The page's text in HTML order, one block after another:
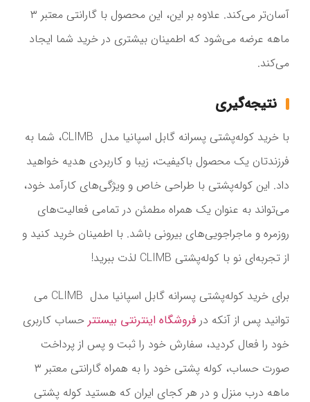
آسان‌تر می‌کند. علاوه بر این، این محصول با گارانتی معتبر ۳
ماهه عرضه می‌شود که اطمینان بیشتری در خرید شما ایجاد
می‌کند.
نتیجه‌گیری
با خرید کوله‌پشتی پسرانه گابل اسپانیا مدل CLIMB، شما به
فرزندتان یک محصول باکیفیت، زیبا و کاربردی هدیه خواهید
داد. این کوله‌پشتی با طراحی خاص و ویژگی‌های کارآمد خود،
می‌تواند به عنوان یک همراه مطمئن در تمامی فعالیت‌های
روزمره و ماجراجویی‌های بیرونی باشد. با اطمینان خرید کنید و
از تجربه‌ای نو با کوله‌پشتی CLIMB لذت ببرید!
برای خرید کوله‌پشتی پسرانه گابل اسپانیا مدل CLIMB می
توانید پس از آنکه در فروشگاه اینترنتی بیستتر حساب کاربری
خود را فعال کردید، سفارش خود را ثبت و پس از پرداخت
صورت حساب، کوله پشتی خود را به همراه گارانتی معتبر ۳
ماهه درب منزل و در هر کجای ایران که هستید کوله پشتی